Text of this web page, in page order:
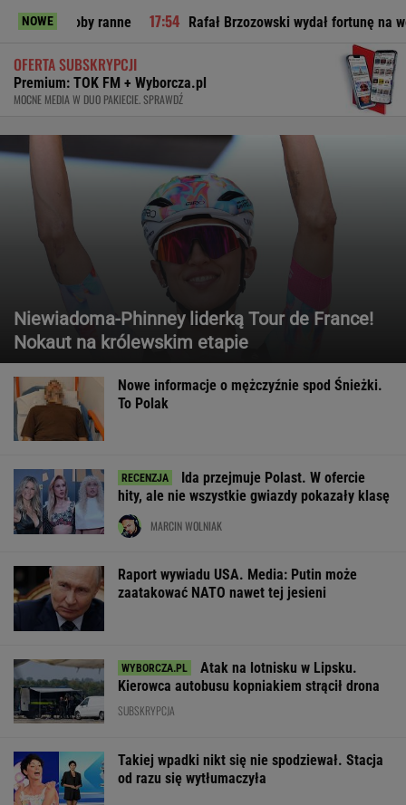
NOWE Rafał Brzozowski wydał fortunę na wesele?
OFERTA SUBSKRYPCJI
Premium: TOK FM + Wyborcza.pl
MOCNE MEDIA W DUO PAKIECIE. SPRAWDŹ
Niewiadoma-Phinney liderką Tour de France!
Nokaut na królewskim etapie
Nowe informacje o mężczyźnie spod Śnieżki.
To Polak
Ida przejmuje Polast. W ofercie
hity, ale nie wszystkie gwiazdy pokazały klasę
MARCIN WOLNIAK
Raport wywiadu USA. Media: Putin może
zaatakować NATO nawet tej jesieni
Atak na lotnisku w Lipsku.
Kierowca autobusu kopniakiem strącił drona
SUBSKRYPCJA
Takiej wpadki nikt się nie spodziewał. Stacja
od razu się wytłumaczyła